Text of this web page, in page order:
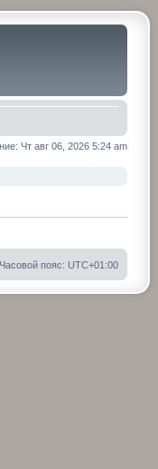
Чт авг 06, 2026 5:24 am
Часовой пояс: UTC+01:00